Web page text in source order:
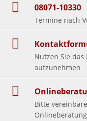
08071-10330
Termine nach
Nutzen Sie
aufzunehmen
Bitte
Onlineberatung